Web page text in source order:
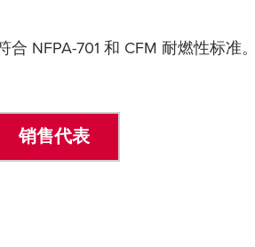
NFPA-701 和 CFM 耐燃性标准
销售代表